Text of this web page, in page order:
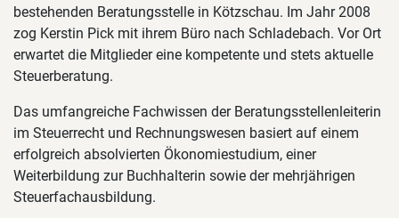
bestehenden Beratungsstelle in Kötzschau. Im Jahr 2008
zog Kerstin Pick mit ihrem Büro nach Schladebach. Vor Ort
erwartet die Mitglieder eine kompetente und stets aktuelle
Steuerberatung.
Das umfangreiche Fachwissen der Beratungsstellenleiterin
im Steuerrecht und Rechnungswesen basiert auf einem
erfolgreich absolvierten Ökonomiestudium, einer
Weiterbildung zur Buchhalterin sowie der mehrjährigen
Steuerfachausbildung.